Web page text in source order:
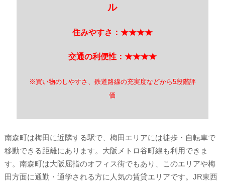
ル
住みやすさ：★★★★
交通の利便性：★★★★
※買い物のしやすさ、鉄道路線の充実度などから5段階評
価
南森町は梅田に近隣する駅で、梅田エリアには徒歩・自転車で
移動できる距離にあります。大阪メトロ谷町線も利用できま
す。南森町は大阪屈指のオフィス街でもあり、このエリアや梅
田方面に通勤・通学される方に人気の賃貸エリアです。JR東西